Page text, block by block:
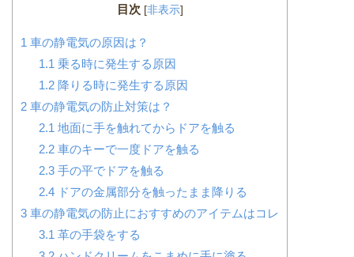
目次 [非表示]
1 車の静電気の原因は？
1.1 乗る時に発生する原因
1.2降りる時に発生する原因
2 車の静電気の防止対策は？
2.1 地面に手を触れてからドアを触る
2.2車のキーで一度ドアを触る
2.3手の平でドアを触る
2.4ドアの金属部分を触ったまま降りる
3 車の静電気の防止におすすめのアイテムはコレ
3.1 革の手袋をする